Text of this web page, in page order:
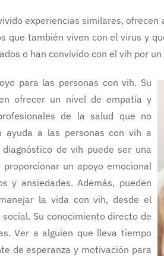
experiencias similares,
que también viven con el virus y
o han convivido con el vih por
para las personas con vih. Su
ofrecer un nivel de empatía y
de la salud que no
ayuda a las personas con vih a
de vih puede ser una
un apoyo emocional
y ansiedades. Además, pueden
la vida con vih, desde el
Su conocimiento directo de
Ver a alguien que lleva tiempo
de esperanza y motivación para